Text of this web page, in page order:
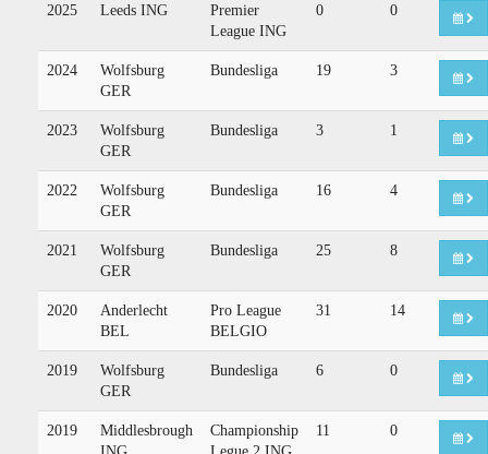
2025 Leeds ING
Premier
League ING
0 0
2024
Wolfsburg
GER
Bundesliga 19 3
2023
Wolfsburg
GER
Bundesliga 3 1
2022
Wolfsburg
GER
Bundesliga 16 4
2021
Wolfsburg
GER
Bundesliga 25 8
2020
Anderlecht
BEL
Pro League
BELGIO
31 14
2019
Wolfsburg
GER
Bundesliga 6 0
2019
Middlesbrough
ING
Championship
Legue 2 ING
11 0